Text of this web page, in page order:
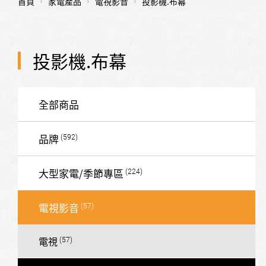
投影機.布幕
全部商品
品牌
大型家電/季節專區
電視影音
電視